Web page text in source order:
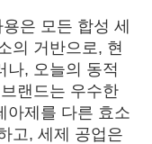
은 모든 합성 세
의 거반으로, 현
나, 오늘의 동적
랜드는 우수한
아제를 다른 효소
고, 세제 공업은